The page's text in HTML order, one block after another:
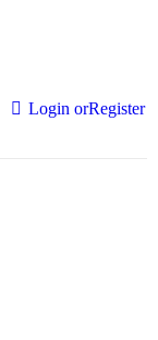
Login orRegister